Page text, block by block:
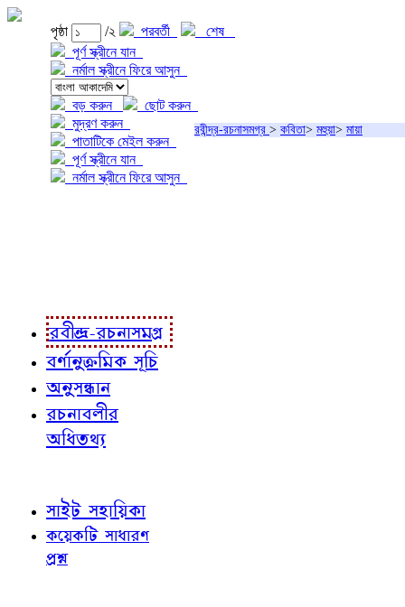
পৃষ্ঠা /২ পরবর্তী
শেষ
পূর্ণ স্ক্রীনে যান
নর্মাল স্ক্রীনে ফিরে আসুন
বড় করুন
ছোট করুন
মুদ্রণ করুন
পাতাটিকে মেইল করুন
পূর্ণ স্ক্রীনে যান
নর্মাল স্ক্রীনে ফিরে আসুন
রবীন্দ্র-রচনাসমগ্র > কবিতা> মহুয়া> মায়া
রবীন্দ্র-রচনাসমগ্র
বর্ণানুক্রমিক সূচি
অনুসন্ধান
রচনাবলীর
অধিতথ্য
সাইট সহায়িকা
কয়েকটি সাধারণ
প্রশ্ন